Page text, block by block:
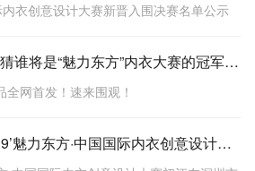
内衣创意设计大赛新晋入围决赛名单公示
入围作品全网首发|你猜谁将是“魅力东方”内衣大赛的冠军黑马？
网首发！速来围观！
hi~你入围了吗？|2019’魅力东方·中国国际内衣创意设计大赛